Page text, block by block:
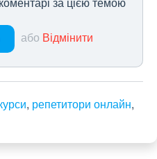
або Відмінити
, репетитори онлайн,